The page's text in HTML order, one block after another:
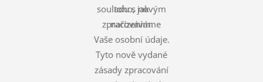
souladu s novým
nařízením.
toho, jak
zpracováváme
Vaše osobní údaje.
Tyto nově vydané
zásady zpracování